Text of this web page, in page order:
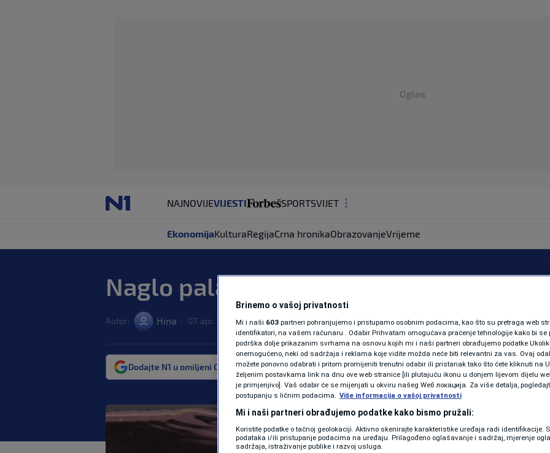
Oglas
NAJNOVIJEVIJESTI SPORTSVIJET
ZDRAVLJE
SHOWBIZ
PODCAST
N1 SPECIJAL
FENOMENI
NEISTRAŽENO
EkonomijaKulturaRegijaCrna hronikaObrazovanjeVrijeme
Naglo pala cijena bitcoina
Autor: Hina 07. apr. 2025. 07:03 | EKONOMIJA | 0 komentara
Dodajte N1 u omiljeni Google izvor Više
Brinemo o vašoj privatnosti
Mi i naši 603 partneri pohranjujemo i pristupamo osobnim podacima, kao što su pretraga web
identifikatori, na vašem računaru . Odabir Prihvatam omogućava praćenje tehnologije kako bi se
podrška dolje prikazanim svrhama na osnovu kojih mi i naši partneri obrađujemo podatke
onemogućeno, neki od sadržaja i reklama koje vidite možda neće biti relevantni za vas. Ovaj
možete ponovno odabrati i pritom promijeniti trenutni odabir ili pristanak tako što ćete kliknuti na
željenim postavkama link na dnu ove web stranice [ili plutajuću ikonu u donjem lijevom dijelu
je primjenjivo]. Vaš odabir će se mijenjati u okviru našeg Wеб локација. Za više detalja,
postupanju s ličnim podacima. Više informacija o vašoj privatnosti
Mi i naši partneri obrađujemo podatke kako bismo pružali:
Koristite podatke o tačnoj geolokaciji. Aktivno skenirajte karakteristike uređaja radi identifikacije.
podataka i/ili pristupanje podacima na uređaju. Prilagođeno oglašavanje i sadržaj, mjerenje
sadržaja, istraživanje publike i razvoj usluga.